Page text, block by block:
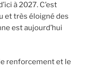
à 2027. C’est
et très éloigné des
est aujourd’hui
renforcement et le